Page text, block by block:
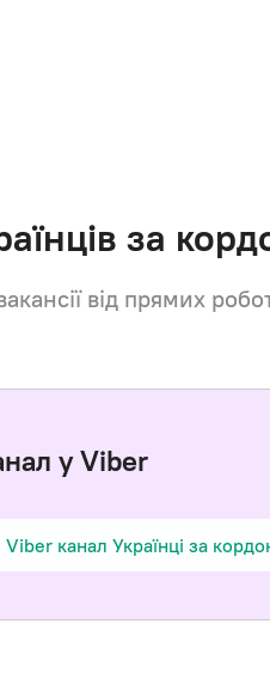
у Viber
Viber канал Українці за
за
від прямих